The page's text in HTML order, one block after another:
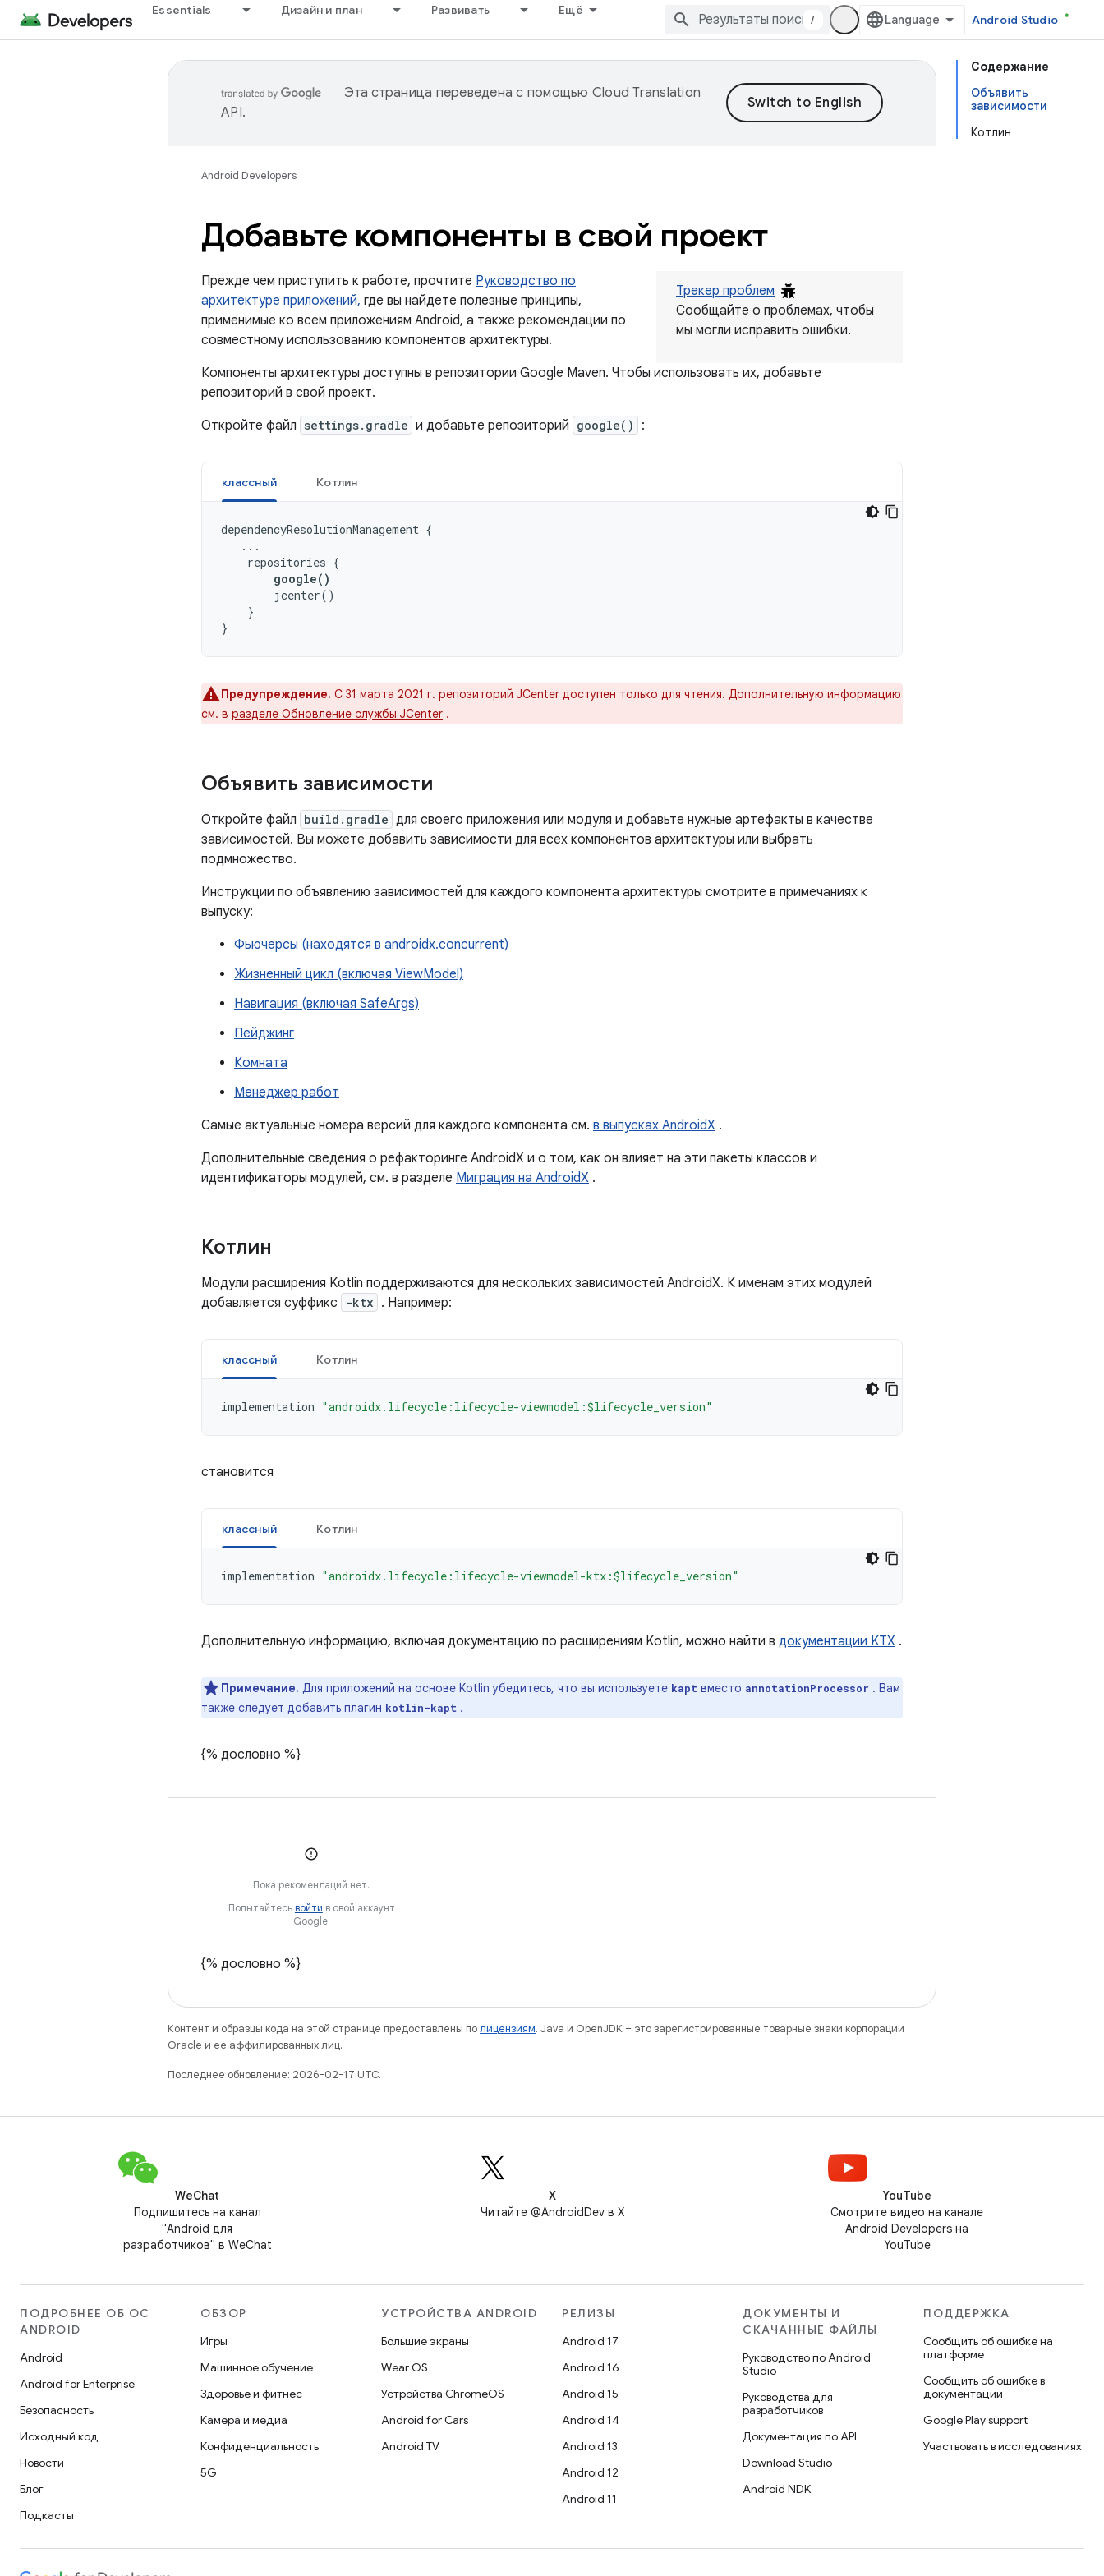
Essentials Дизайн и план Развивать Ещё
/ Android Studio
Содержание
Объявить
зависимости
Котлин
Эта страница переведена с помощью Cloud Translation
API.
Android Developers
Добавьте компоненты в свой проект
Трекер проблем
Сообщайте о проблемах, чтобы
мы могли исправить ошибки.
Прежде чем приступить к работе, прочтите Руководство по
архитектуре приложений, где вы найдете полезные принципы,
применимые ко всем приложениям Android, а также рекомендации по
совместному использованию компонентов архитектуры.
Компоненты архитектуры доступны в репозитории Google Maven. Чтобы использовать их, добавьте
репозиторий в свой проект.
Откройте файл settings.gradle и добавьте репозиторий google() :
классный Котлин
dependencyResolutionManagement {
...
repositories {
google()
jcenter()
}
}
Предупреждение. С 31 марта 2021 г. репозиторий JCenter доступен только для чтения. Дополнительную информацию
см. в разделе Обновление службы JCenter .
Объявить зависимости
Откройте файл build.gradle для своего приложения или модуля и добавьте нужные артефакты в качестве
зависимостей. Вы можете добавить зависимости для всех компонентов архитектуры или выбрать
подмножество.
Инструкции по объявлению зависимостей для каждого компонента архитектуры смотрите в примечаниях к
выпуску:
Фьючерсы (находятся в androidx.concurrent)
Жизненный цикл (включая ViewModel)
Навигация (включая SafeArgs)
Пейджинг
Комната
Менеджер работ
Самые актуальные номера версий для каждого компонента см. в выпусках AndroidX .
Дополнительные сведения о рефакторинге AndroidX и о том, как он влияет на эти пакеты классов и
идентификаторы модулей, см. в разделе Миграция на AndroidX .
Котлин
Модули расширения Kotlin поддерживаются для нескольких зависимостей AndroidX. К именам этих модулей
добавляется суффикс
-ktx . Например:
классный Котлин
implementation "androidx.lifecycle:lifecycle-viewmodel:$lifecycle_version"
становится
классный Котлин
implementation "androidx.lifecycle:lifecycle-viewmodel-ktx:$lifecycle_version"
Дополнительную информацию, включая документацию по расширениям Kotlin, можно найти в документации KTX .
Примечание. Для приложений на основе Kotlin убедитесь, что вы используете kapt вместо annotationProcessor . Вам
также следует добавить плагин kotlin-kapt .
{% дословно %}
Пока рекомендаций нет.
Попытайтесь войти в свой аккаунт
Google.
{% дословно %}
Контент и образцы кода на этой странице предоставлены полицензиям. Java и OpenJDK – это зарегистрированные товарные знаки корпорации
Oracle и ее аффилированных лиц.
Последнее обновление: 2026-02-17 UTC.
WeChat
Подпишитесь на канал
"Android для
разработчиков" в WeChat
X
Читайте @AndroidDev в X
YouTube
Смотрите видео на канале
Android Developers на
YouTube
ПОДРОБНЕЕ ОБ ОС
ANDROID
Android
Android for Enterprise
Безопасность
Исходный код
Новости
Блог
Подкасты
ОБЗОР
Игры
Машинное обучение
Здоровье и фитнес
Камера и медиа
Конфиденциальность
5G
УСТРОЙСТВА ANDROID
Большие экраны
Wear OS
Устройства ChromeOS
Android for Cars
Android TV
РЕЛИЗЫ
Android 17
Android 16
Android 15
Android 14
Android 13
Android 12
Android 11
ДОКУМЕНТЫ И
СКАЧАННЫЕ ФАЙЛЫ
Руководство по Android
Studio
Руководства для
разработчиков
Документация по API
Download Studio
Android NDK
ПОДДЕРЖКА
Сообщить об ошибке на
платформе
Сообщить об ошибке в
документации
Google Play support
Участвовать в исследованиях